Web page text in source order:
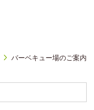
バーベキュー場のご案内